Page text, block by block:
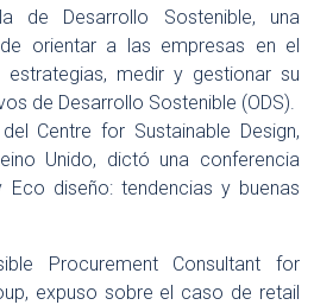
de Desarrollo Sostenible, una
orientar a las empresas en el
medir y gestionar su
de Desarrollo Sostenible (ODS).
Centre for Sustainable Design,
Unido, dictó una conferencia
diseño: tendencias y buenas
Procurement Consultant for
expuso sobre el caso de retail